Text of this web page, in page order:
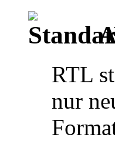
RTL
nur